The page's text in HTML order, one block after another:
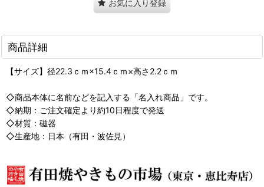
お気に入り登録
商品詳細
【サイズ】径22.3ｃｍ×15.4ｃｍ×高さ2.2ｃｍ
◇商品本体に名前などを記入する「名入れ商品」です。
◇納期：ご注文確定より約10日程度で発送
◇材質：磁器
◇生産地：日本（有田・波佐見）